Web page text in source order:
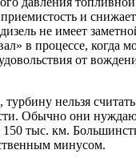
и
не имеет
в процессе, когда
от
нельзя
Обычно они
150 тыс. км.
минусом.